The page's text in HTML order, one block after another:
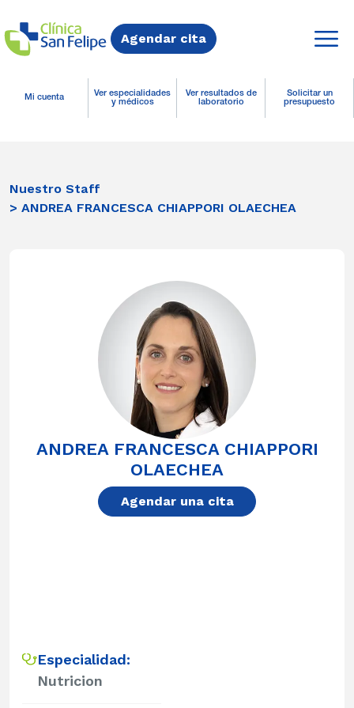
Agendar cita
Mi cuenta
Ver especialidades
y médicos
Ver resultados de
laboratorio
Solicitar un
presupuesto
Nuestro Staff
> ANDREA FRANCESCA CHIAPPORI OLAECHEA
ANDREA FRANCESCA CHIAPPORI
OLAECHEA
Agendar una cita
Especialidad:
Nutricion